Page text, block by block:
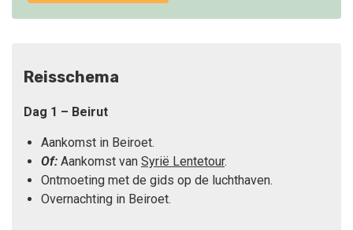
Reisschema
Dag 1 – Beirut
Aankomst in Beiroet.
Of: Aankomst van Syrië Lentetour.
Ontmoeting met de gids op de luchthaven.
Overnachting in Beiroet.